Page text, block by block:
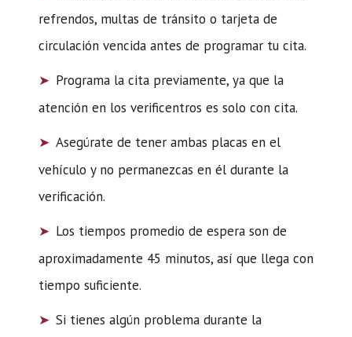
refrendos, multas de tránsito o tarjeta de
circulación vencida antes de programar tu cita.
Programa la cita previamente, ya que la
atención en los verificentros es solo con cita.
Asegúrate de tener ambas placas en el
vehículo y no permanezcas en él durante la
verificación.
Los tiempos promedio de espera son de
aproximadamente 45 minutos, así que llega con
tiempo suficiente.
Si tienes algún problema durante la